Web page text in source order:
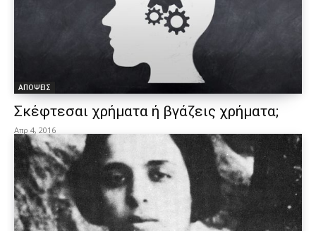
ΑΠΟΨΕΙΣ
Σκέφτεσαι χρήματα ή βγάζεις χρήματα;
Απρ 4, 2016